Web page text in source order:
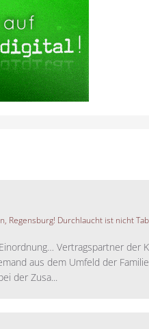
Regensburg! Durchlaucht ist nicht
Vertragspartner der
aus dem Umfeld der
der Zusa...